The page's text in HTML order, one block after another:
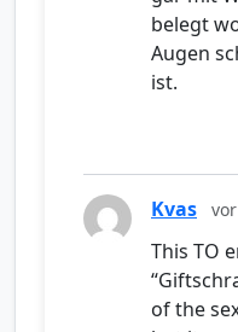
belegt
Augen
ist.
Kvas
This TO
of the